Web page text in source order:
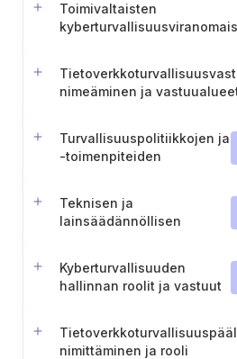
Toimivaltaisten
nimeäminen ja
Turvallisuuspolitiikkojen ja
-toimenpiteiden
Teknisen ja
lainsäädännöllisen
Kyberturvallisuuden
hallinnan roolit ja vastuut
nimittäminen ja rooli